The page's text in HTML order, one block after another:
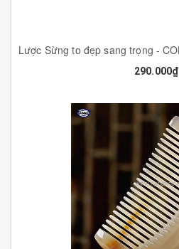
290.000₫